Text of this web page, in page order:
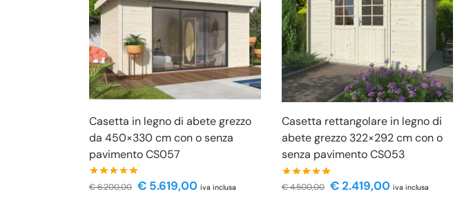
Casetta in legno di abete grezzo
da 450×330 cm con o senza
pavimento CS057
€6.200,00 €5.619,00 iva inclusa
Casetta rettangolare in legno di
abete grezzo 322×292 cm con o
senza pavimento CS053
€4.500,00 €2.419,00 iva inclusa